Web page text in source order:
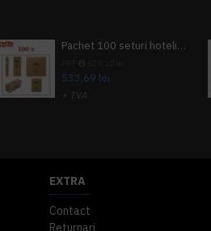
Pachet 100 seturi hoteliere, set dentar, set barbierit, casca de dus, pila unghii, set cusut
533,69 lei
+ TVA
EXTRA
Contact
Returnari